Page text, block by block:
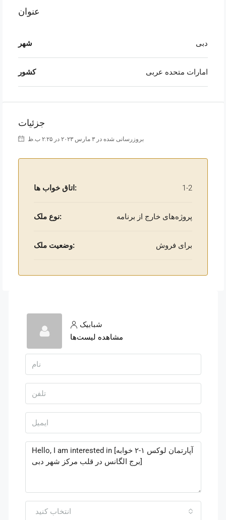
عنوان
شهر دبی
کشور امارات متحده عربی
جزئیات
بروزرسانی شده در ۳ مارس ۲۰۲۳ در ۲:۲۵ ب.ظ
اتاق خواب ها: 1-2
نوع ملک: پروژه‌های خارج از برنامه
وضعیت ملک: برای فروش
شبابیک
مشاهده لیست‌ها
انتخاب کنید